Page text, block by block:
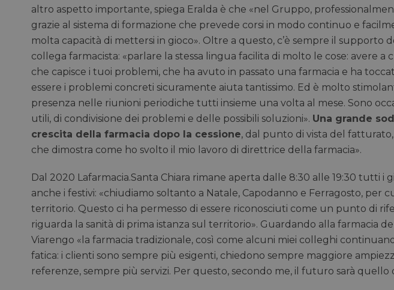
altro aspetto importante, spiega Eralda è che «nel Gruppo,
grazie al sistema di formazione che prevede corsi in modo continuo e
molta capacità di mettersi in gioco». Oltre a questo, c’è sempre il supporto
collega farmacista: «parlare la stessa lingua facilita di molto le cose: avere a
che capisce i tuoi problemi, che ha avuto in passato una farmacia e ha
essere i problemi concreti sicuramente aiuta tantissimo. Ed è molto
presenza nelle riunioni periodiche tutti insieme una volta al mese. Sono
utili, di condivisione dei problemi e delle possibili soluzioni». Una grande
crescita della farmacia dopo la cessione, dal punto di vista del
che dimostra come ho svolto il mio lavoro di direttrice della farmacia».
Dal 2020 Lafarmacia.Santa Chiara rimane aperta dalle 8:30 alle 19:30 tutti i
anche i festivi: «chiudiamo soltanto a Natale, Capodanno e Ferragosto, per
territorio. Questo ci ha permesso di essere riconosciuti come un punto di
riguarda la sanità di prima istanza sul territorio». Guardando alla farmacia
Viarengo «la farmacia tradizionale, così come alcuni miei colleghi
fatica: i clienti sono sempre più esigenti, chiedono sempre maggiore
referenze, sempre più servizi. Per questo, secondo me, il futuro sarà quello
CookieScriptConsent
CookieScript
pharmacyscanner.it
5 mesi 3
__cf_bm
Cloudflare Inc.
.vimeo.com
59 secondi
__cf_bm
Cloudflare Inc.
.linkedin.com
29 minuti
56 secondi
_GRECAPTCHA
Google LLC
www.google.com
5 mesi 4
FORNITORE/
DOMINIO
li_gc
LinkedIn
Corporation
.linkedin.com
5
_fbp
Meta Platform Inc.
.pharmacyscanner.it
2
bcookie
FORNITORE / DOMINIO
__Secure-YNID
.youtube.com